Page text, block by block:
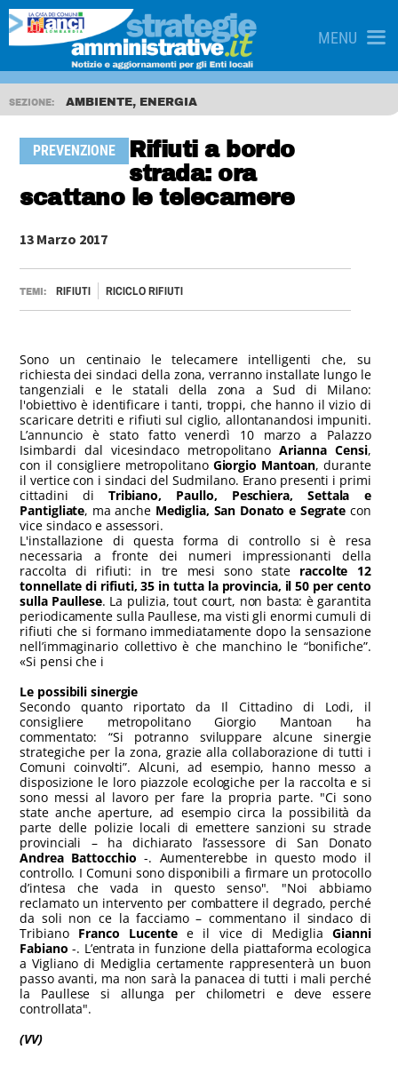
MENU
SEZIONE: AMBIENTE, ENERGIA
PREVENZIONE
Rifiuti a bordo
strada: ora
scattano le telecamere
13 Marzo 2017
TEMI: RIFIUTI RICICLO RIFIUTI
Sono un centinaio le telecamere intelligenti che, su
richiesta dei sindaci della zona, verranno installate lungo le
tangenziali e le statali della zona a Sud di Milano:
l'obiettivo è identificare i tanti, troppi, che hanno il vizio di
scaricare detriti e rifiuti sul ciglio, allontanandosi impuniti.
L’annuncio è stato fatto venerdì 10 marzo a Palazzo
Isimbardi dal vicesindaco metropolitanoArianna Censi,
con il consigliere metropolitanoGiorgio Mantoan, durante
il vertice con i sindaci del Sudmilano. Erano presenti i primi
cittadini di Tribiano, Paullo, Peschiera, Settala e
Pantigliate, ma anche Mediglia, San Donato e Segrate con
vice sindaco e assessori.
L'installazione di questa forma di controllo si è resa
necessaria a fronte dei numeri impressionanti della
raccolta di rifiuti: in tre mesi sono state raccolte 12
tonnellate di rifiuti, 35 in tutta la provincia, il 50 per cento
sulla Paullese. La pulizia, tout court, non basta: è garantita
periodicamente sulla Paullese, ma visti gli enormi cumuli di
rifiuti che si formano immediatamente dopo la sensazione
nell’immaginario collettivo è che manchino le “bonifiche”.
«Si pensi che i
Le possibili sinergie
Secondo quanto riportato da Il Cittadino di Lodi, il
consigliere metropolitano Giorgio Mantoan ha
commentato: “Si potranno sviluppare alcune sinergie
strategiche per la zona, grazie alla collaborazione di tutti i
Comuni coinvolti”. Alcuni, ad esempio, hanno messo a
disposizione le loro piazzole ecologiche per la raccolta e si
sono messi al lavoro per fare la propria parte. "Ci sono
state anche aperture, ad esempio circa la possibilità da
parte delle polizie locali di emettere sanzioni su strade
provinciali – ha dichiarato l’assessore di San Donato
Andrea Battocchio -. Aumenterebbe in questo modo il
controllo. I Comuni sono disponibili a firmare un protocollo
d’intesa che vada in questo senso". "Noi abbiamo
reclamato un intervento per combattere il degrado, perché
da soli non ce la facciamo – commentano il sindaco di
Tribiano Franco Lucentee il vice di MedigliaGianni
Fabiano -. L’entrata in funzione della piattaforma ecologica
a Vigliano di Mediglia certamente rappresenterà un buon
passo avanti, ma non sarà la panacea di tutti i mali perché
la Paullese si allunga per chilometri e deve essere
controllata".
(VV)